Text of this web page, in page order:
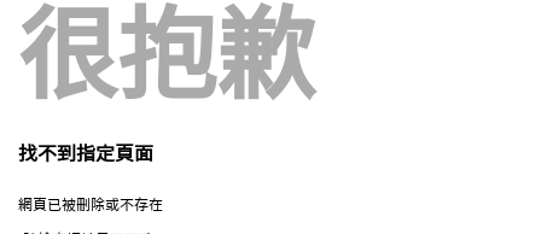
很抱歉
找不到指定頁面
網頁已被刪除或不存在